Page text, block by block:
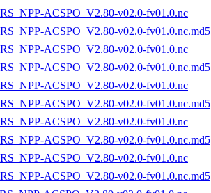
ACSPO_V2.80-v02.0-fv01.0.nc
ACSPO_V2.80-v02.0-fv01.0.nc.md5
ACSPO_V2.80-v02.0-fv01.0.nc
ACSPO_V2.80-v02.0-fv01.0.nc.md5
ACSPO_V2.80-v02.0-fv01.0.nc
ACSPO_V2.80-v02.0-fv01.0.nc.md5
ACSPO_V2.80-v02.0-fv01.0.nc
ACSPO_V2.80-v02.0-fv01.0.nc.md5
ACSPO_V2.80-v02.0-fv01.0.nc
ACSPO_V2.80-v02.0-fv01.0.nc.md5